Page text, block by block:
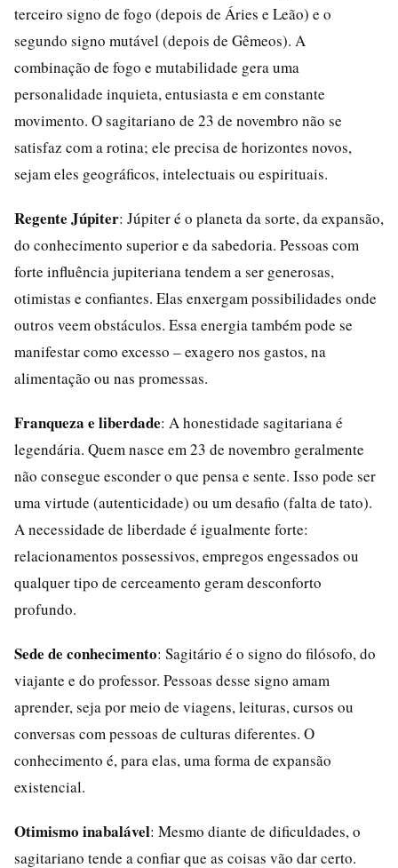
terceiro signo de fogo (depois de Áries e Leão) e o
segundo signo mutável (depois de Gêmeos). A
combinação de fogo e mutabilidade gera uma
personalidade inquieta, entusiasta e em constante
movimento. O sagitariano de 23 de novembro não se
satisfaz com a rotina; ele precisa de horizontes novos,
sejam eles geográficos, intelectuais ou espirituais.
Regente Júpiter: Júpiter é o planeta da sorte, da expansão,
do conhecimento superior e da sabedoria. Pessoas com
forte influência jupiteriana tendem a ser generosas,
otimistas e confiantes. Elas enxergam possibilidades onde
outros veem obstáculos. Essa energia também pode se
manifestar como excesso – exagero nos gastos, na
alimentação ou nas promessas.
Franqueza e liberdade: A honestidade sagitariana é
legendária. Quem nasce em 23 de novembro geralmente
não consegue esconder o que pensa e sente. Isso pode ser
uma virtude (autenticidade) ou um desafio (falta de tato).
A necessidade de liberdade é igualmente forte:
relacionamentos possessivos, empregos engessados ou
qualquer tipo de cerceamento geram desconforto
profundo.
Sede de conhecimento: Sagitário é o signo do filósofo, do
viajante e do professor. Pessoas desse signo amam
aprender, seja por meio de viagens, leituras, cursos ou
conversas com pessoas de culturas diferentes. O
conhecimento é, para elas, uma forma de expansão
existencial.
Otimismo inabalável: Mesmo diante de dificuldades, o
sagitariano tende a confiar que as coisas vão dar certo.